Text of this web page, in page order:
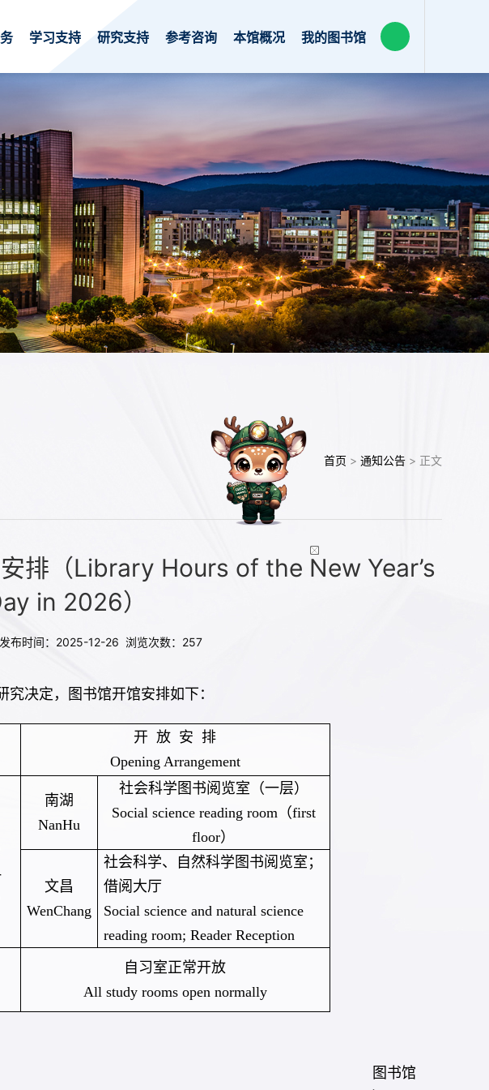
学习支持 研究支持 参考咨询 本馆概况 我的图书馆
首页> 通知公告> 正文
排（Library Hours of the New Year’s
in 2026）
布时间：2025-12-26 浏览次数： 257
决定，图书馆开馆安排如下：
开 放 安 排
Opening Arrangement
南湖
NanHu
社会科学 图书阅览室 （一层）
Social science reading room（first
floor）
文昌
WenChang
社会科学、
自然科学图书阅览室；
借阅大厅
Social science and natural science
reading room; Reader Reception
自习室正常开放
All study rooms open normally
图书馆